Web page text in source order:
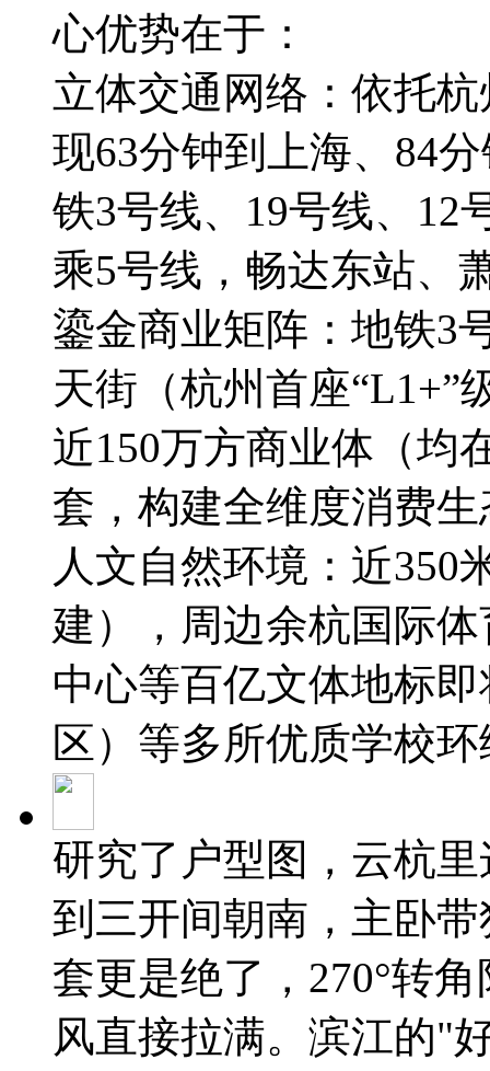
心优势在于：
立体交通网络：依托
现63分钟到上海、84
铁3号线、19号线、12
乘5号线，畅达东站、
鎏金商业矩阵：地铁3
天街（杭州首座“L1+”
近150万方商业体（均
套，构建全维度消费生
人文自然环境：近350
建），周边余杭国际
中心等百亿文体地标
区）等多所优质学校
研究了户型图，云杭
到三开间朝南，主卧
套更是绝了，270°转
风直接拉满。滨江的"